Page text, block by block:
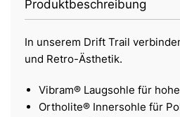
Produktbeschreibung
In unserem Drift Trail
und Retro-Ästhetik.
Vibram® Laugsohle für
Ortholite® Innersohle für